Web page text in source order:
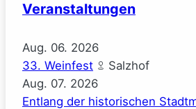
Veranstaltungen
Aug. 06. 2026
33. Weinfest
Salzhof
Aug. 07. 2026
Entlang der historischen